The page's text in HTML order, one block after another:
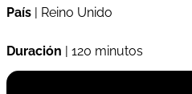
País | Reino Unido
Duración | 120 minutos